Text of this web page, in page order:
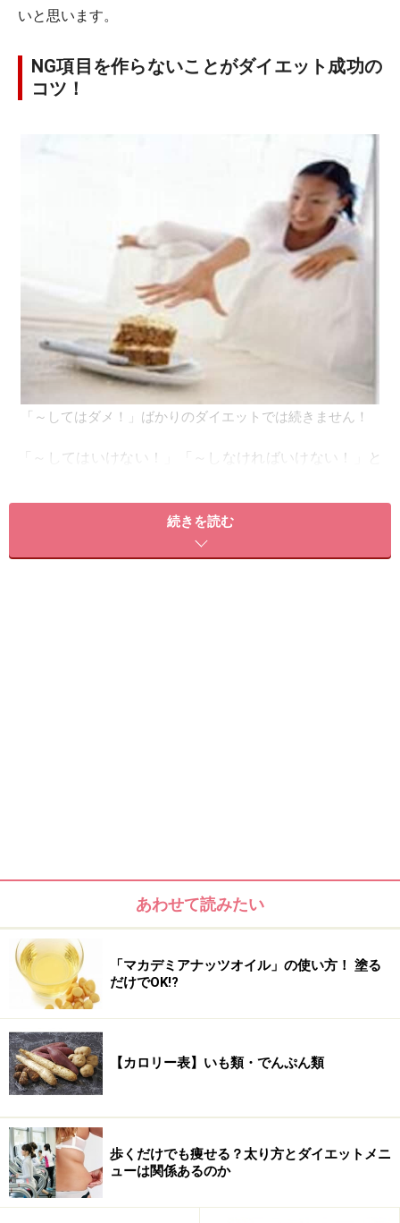
いと思います。
NG項目を作らないことがダイエット成功の
コツ！
「～してはダメ！」ばかりのダイエットでは続きません！
「～してはいけない！」「～しなければいけない！」と
た時に起こる罪悪感・苛立ち・自己嫌悪から諦めモード
に突入してしまい、最終的にはダイエット挫折となって
しまうケースが多いものです。
な行動を起こすこと。それを毎日繰り返し続けること
が、結果、ダイエット成功となるのです！
さっそく次ページからは、すぐにでもスタートできそう
な「～できるダイエット」の参考例をいくつかご紹介し
ていきます！
※記事内容は執筆時点のものです。最新の内容をご確認くださ
い。
※ダイエットは個人の体質、また、誤った方法による実践に起因
して体調不良を引き起こす場合があります。実践の際には、必ず
おこなってください。また、全ての方への有効性を保証するもの
ではありません。
1/3 次のページへ
続きを読む
あわせて読みたい
「マカデミアナッツオイル」の使い方！ 塗る
だけでOK!?
【カロリー表】いも類・でんぷん類
歩くだけでも痩せる？太り方とダイエットメニ
ューは関係あるのか